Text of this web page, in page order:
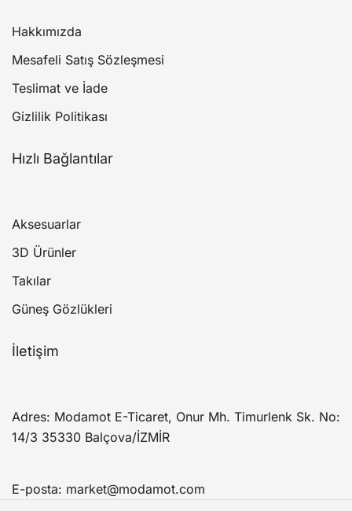
Hakkımızda
Mesafeli Satış Sözleşmesi
Teslimat ve İade
Gizlilik Politikası
Hızlı Bağlantılar
Aksesuarlar
3D Ürünler
Takılar
Güneş Gözlükleri
İletişim
Adres: Modamot E-Ticaret, Onur Mh. Timurlenk Sk. No:
14/3 35330 Balçova/İZMİR
E-posta: market@modamot.com